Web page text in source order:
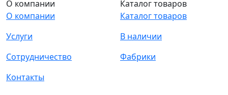
О компании
О компании
Услуги
Сотрудничество
Контакты
Каталог товаров
Каталог товаров
В наличии
Фабрики